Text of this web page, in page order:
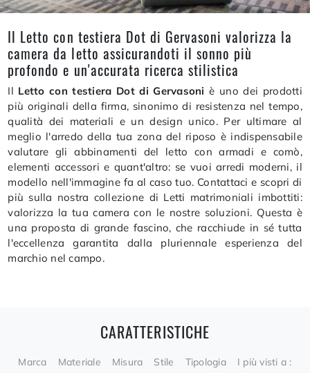
Il Letto con testiera Dot di Gervasoni valorizza la
camera da letto assicurandoti il sonno più
profondo e un'accurata ricerca stilistica
Il Letto con testiera Dot di Gervasoni è uno dei prodotti
più originali della firma, sinonimo di resistenza nel tempo,
qualità dei materiali e un design unico. Per ultimare al
meglio l'arredo della tua zona del riposo è indispensabile
valutare gli abbinamenti del letto con armadi e comò,
elementi accessori e quant'altro: se vuoi arredi moderni, il
modello nell'immagine fa al caso tuo. Contattaci e scopri di
più sulla nostra collezione di Letti matrimoniali imbottiti:
valorizza la tua camera con le nostre soluzioni. Questa è
una proposta di grande fascino, che racchiude in sé tutta
l'eccellenza garantita dalla pluriennale esperienza del
marchio nel campo.
CARATTERISTICHE
Marca Materiale Misura Stile Tipologia I più visti a :